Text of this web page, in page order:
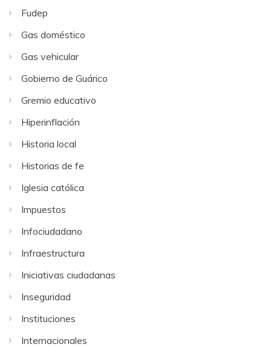
Fudep
Gas doméstico
Gas vehicular
Gobierno de Guárico
Gremio educativo
Hiperinflación
Historia local
Historias de fe
Iglesia católica
Impuestos
Infociudadano
Infraestructura
Iniciativas ciudadanas
Inseguridad
Instituciones
Internacionales